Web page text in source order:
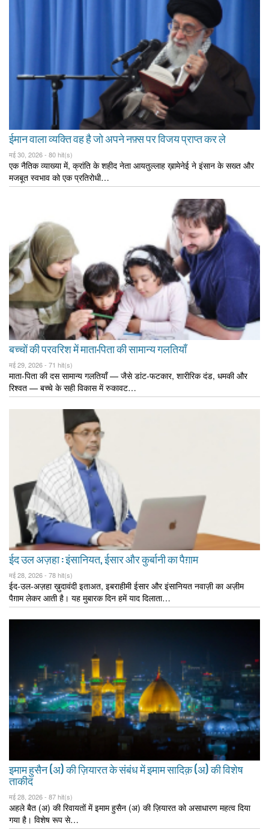
ईमान वाला व्यक्ति वह है जो अपने नफ़्स पर विजय प्राप्त कर ले
मई 30, 2026 - 80 hit(s)
एक नैतिक व्याख्या में, क्रांति के शहीद नेता आयतुल्लाह ख़ामेनेई ने इंसान के सख्त और
मजबूत स्वभाव को एक प्रतिरोधी…
बच्चों की परवरिश में माता-पिता की सामान्य गलतियाँ
मई 29, 2026 - 71 hit(s)
माता-पिता की दस सामान्य गलतियाँ — जैसे डांट-फटकार, शारीरिक दंड, धमकी और
रिश्वत — बच्चे के सही विकास में रुकावट…
ईद उल अज़हा : इंसानियत, ईसार और कुर्बानी का पैग़ाम
मई 28, 2026 - 78 hit(s)
ईद-उल-अज़हा ख़ुदावंदी इताअत, इबराहीमी ईसार और इंसानियत नवाज़ी का अज़ीम
पैग़ाम लेकर आती है। यह मुबारक दिन हमें याद दिलाता…
इमाम हुसैन (अ) की ज़ियारत के संबंध में इमाम सादिक़ (अ) की विशेष
ताकीद
मई 28, 2026 - 87 hit(s)
अहले बैत (अ) की रिवायतों में इमाम हुसैन (अ) की ज़ियारत को असाधारण महत्व दिया
गया है। विशेष रूप से…